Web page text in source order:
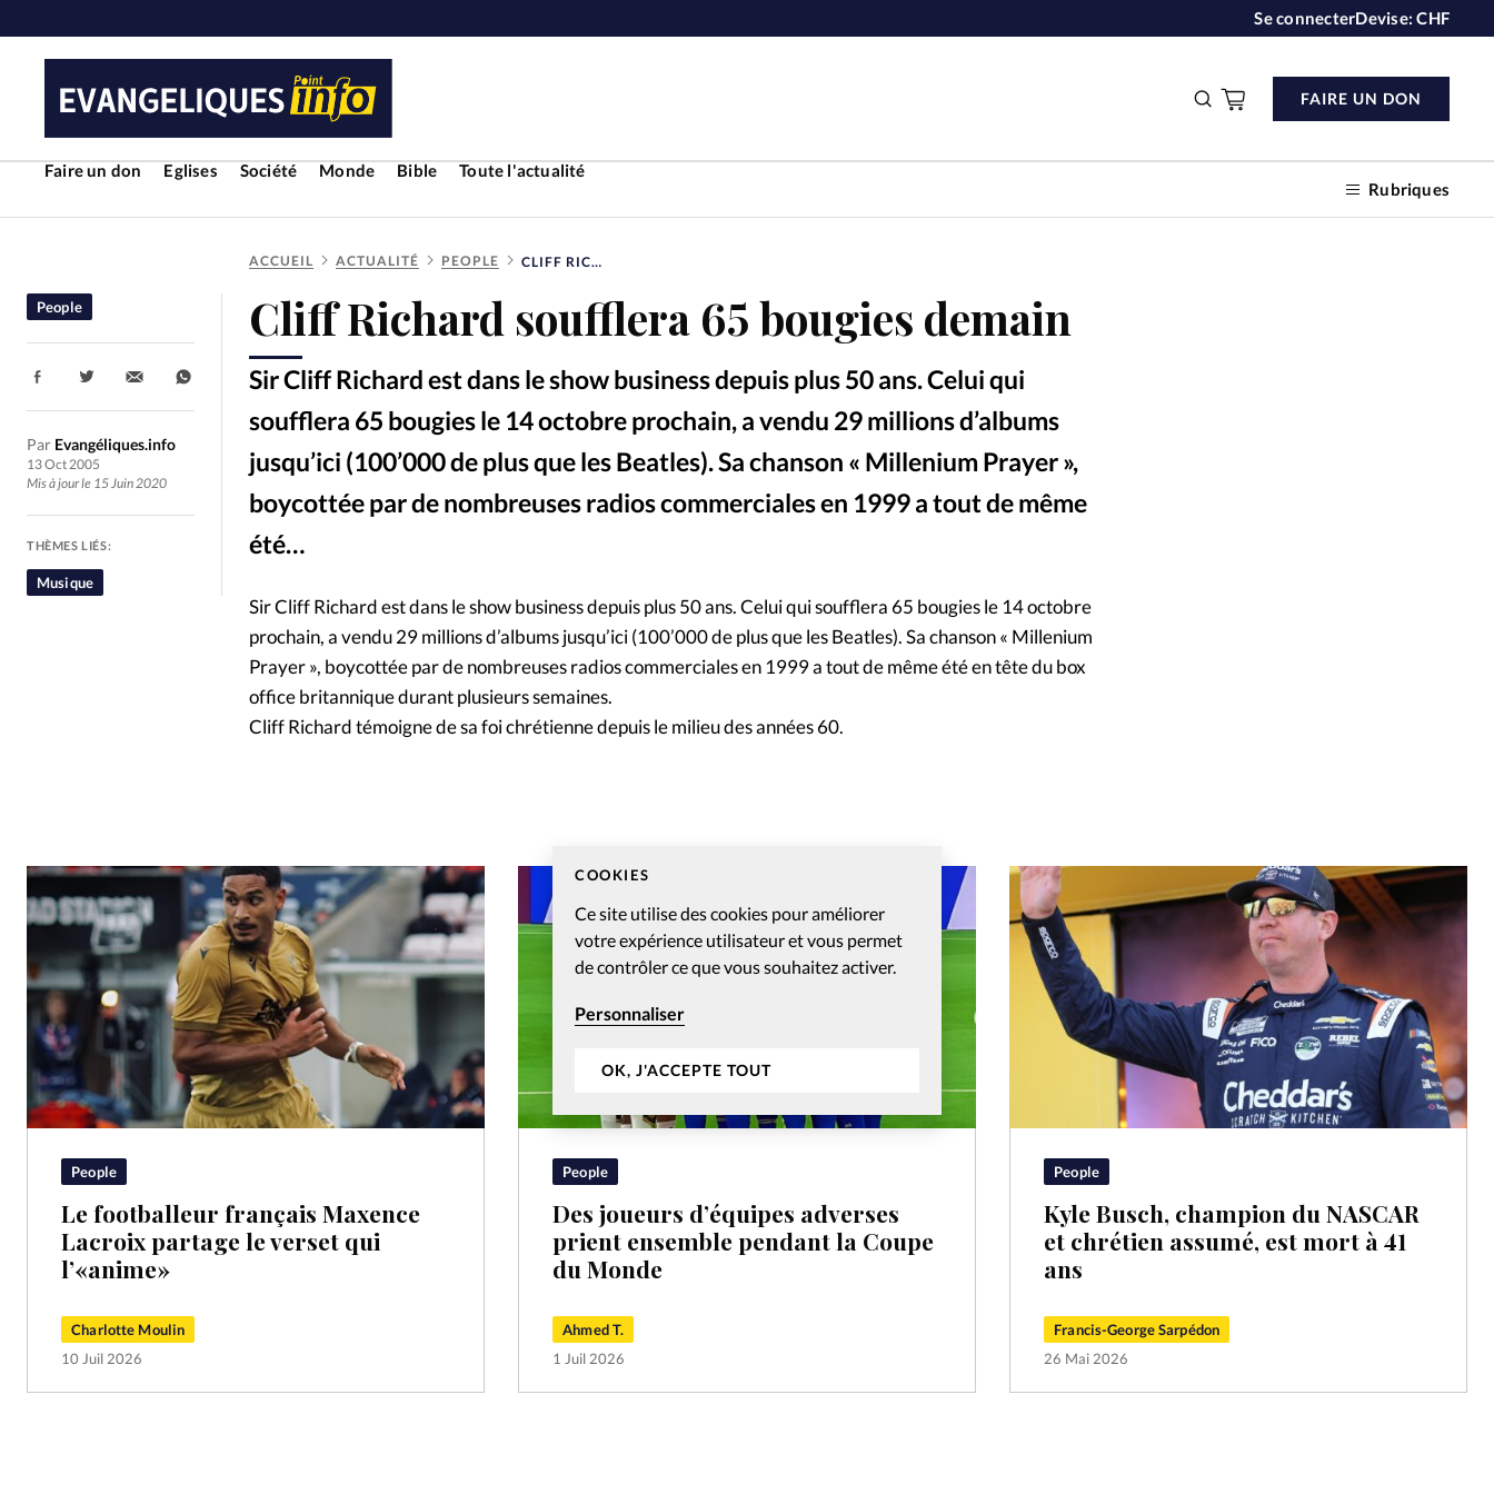
COOKIES
Ce site utilise des cookies pour améliorer
votre expérience utilisateur et vous permet
de contrôler ce que vous souhaitez activer.
Personnaliser
OK, J'ACCEPTE TOUT
Se connecterDevise:CHF
Faire un don Eglises Société Monde Bible
Toute l'actualité
Rubriques
FAIRE UN DON
RUBRIQUES
Toute l'actualité Bible
Culture
Economie
Eglises Histoire
Laicité
Liberté religieuse
Mission
Monde
People
Politique
Faire un don
À propos
La rédaction
Nous contacter
ACCUEIL ACTUALITÉ PEOPLE CLIFF RICHARD SOUFFLERA 65 BOUGIES DEMAIN
Cliff Richard soufflera 65 bougies demain
Sir Cliff Richard est dans le show business depuis plus 50 ans. Celui qui
soufflera 65 bougies le 14 octobre prochain, a vendu 29 millions d’albums
jusqu’ici (100’000 de plus que les Beatles). Sa chanson « Millenium Prayer »,
boycottée par de nombreuses radios commerciales en 1999 a tout de même
été…
People
Par Evangéliques.info
13 Oct 2005
Mis à jour le 15 Juin 2020
Partager:
THÈMES LIÉS:
Musique
Sir Cliff Richard est dans le show business depuis plus 50 ans. Celui qui soufflera 65 bougies le 14 octobre
prochain, a vendu 29 millions d’albums jusqu’ici (100’000 de plus que les Beatles). Sa chanson « Millenium
Prayer », boycottée par de nombreuses radios commerciales en 1999 a tout de même été en tête du box
office britannique durant plusieurs semaines.
Cliff Richard témoigne de sa foi chrétienne depuis le milieu des années 60.
People
Le footballeur français Maxence
Lacroix partage le verset qui
l’«anime»
Charlotte Moulin
10 Juil 2026
People
Des joueurs d’équipes adverses
prient ensemble pendant la Coupe
du Monde
Ahmed T.
1 Juil 2026
People
Kyle Busch, champion du NASCAR
et chrétien assumé, est mort à 41
ans
Francis-George Sarpédon
26 Mai 2026